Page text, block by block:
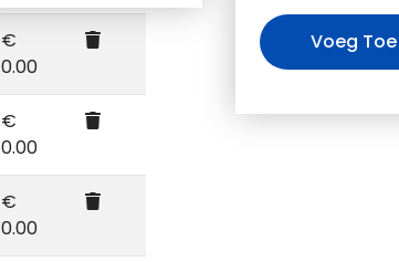
€
0.00
€
0.00
€
0.00
Voeg Toe